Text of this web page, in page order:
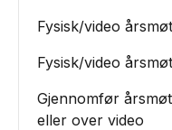
Fysisk/video
Fysisk/video
Gjennomfør
eller over video